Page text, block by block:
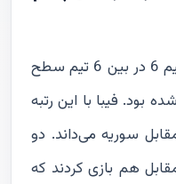
پیش از این تیم ایران به عنوان تیم 6 در بین 6 تیم سطح
بود. فیبا با این رتبه
مقابل سوریه می‌داند. دو
هم بازی کردند که